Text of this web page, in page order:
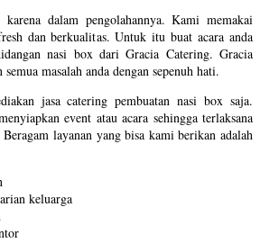
dalam pengolahannya. Kami memakai
dan berkualitas. Untuk itu buat acara anda
nasi box dari Gracia Catering. Gracia
masalah anda dengan sepenuh hati.
jasa catering pembuatan nasi box saja.
event atau acara sehingga terlaksana
layanan yang bisa kami berikan adalah
keluarga